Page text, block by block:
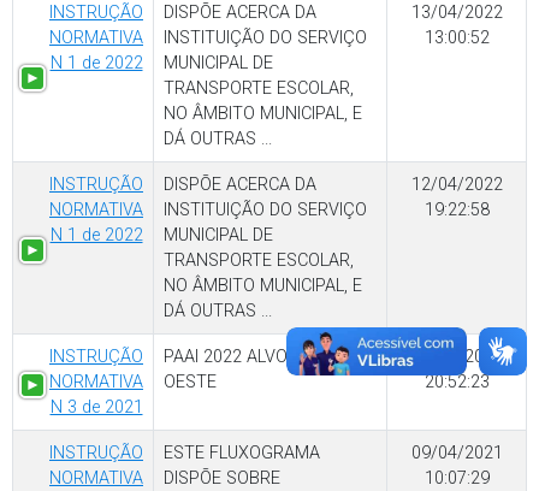
INSTRUÇÃO
NORMATIVA
N 1 de 2022
DISPÕE ACERCA DA
INSTITUIÇÃO DO SERVIÇO
MUNICIPAL DE
TRANSPORTE ESCOLAR,
NO ÂMBITO MUNICIPAL, E
DÁ OUTRAS ...
13/04/2022
13:00:52
INSTRUÇÃO
NORMATIVA
N 1 de 2022
DISPÕE ACERCA DA
INSTITUIÇÃO DO SERVIÇO
MUNICIPAL DE
TRANSPORTE ESCOLAR,
NO ÂMBITO MUNICIPAL, E
DÁ OUTRAS ...
12/04/2022
19:22:58
INSTRUÇÃO
NORMATIVA
N 3 de 2021
PAAI 2022 ALVORADA DO
OESTE
31/12/2021
20:52:23
INSTRUÇÃO
NORMATIVA
ESTE FLUXOGRAMA
DISPÕE SOBRE
09/04/2021
10:07:29